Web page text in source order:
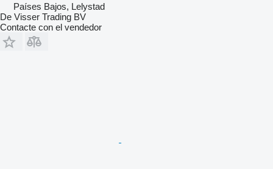
Países Bajos, Lelystad
De Visser Trading BV
Contacte con el vendedor